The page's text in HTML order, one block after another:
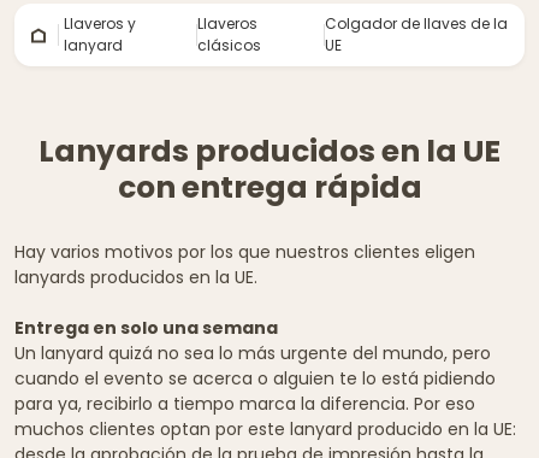
Llaveros y
lanyard
Llaveros
clásicos
Colgador de llaves de la
UE
Lanyards producidos en la UE
con entrega rápida
Hay varios motivos por los que nuestros clientes eligen
lanyards producidos en la UE.
Entrega en solo una semana
Un lanyard quizá no sea lo más urgente del mundo, pero
cuando el evento se acerca o alguien te lo está pidiendo
para ya, recibirlo a tiempo marca la diferencia. Por eso
muchos clientes optan por este lanyard producido en la UE: